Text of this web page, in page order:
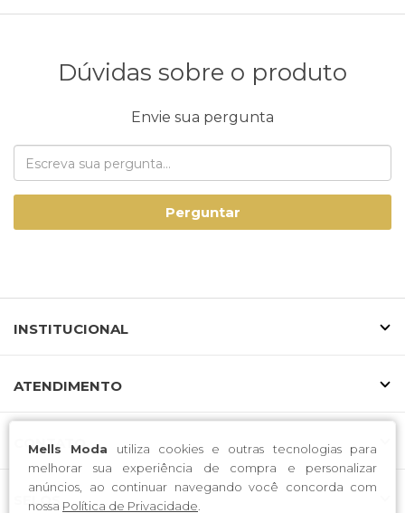
Mells Moda utiliza cookies e outras tecnologias para
melhorar sua experiência de compra e personalizar
anúncios, ao continuar navegando você concorda com
nossa Política de Privacidade
Dúvidas sobre o produto
Envie sua pergunta
Perguntar
INSTITUCIONAL
ATENDIMENTO
CONTATO
SELOS